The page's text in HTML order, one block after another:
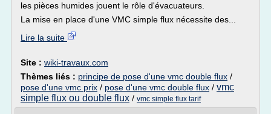
les pièces humides jouent le rôle d'évacuateurs.
La mise en place d'une VMC simple flux nécessite des...
Lire la suite
Site : wiki-travaux.com
Thèmes liés : principe de pose d'une vmc double flux /
pose d'une vmc prix / pose d'une vmc double flux / vmc
simple flux ou double flux / vmc simple flux tarif